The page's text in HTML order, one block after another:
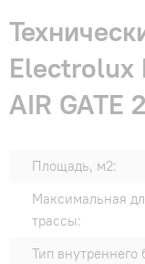
Electrolux
AIR GATE
Площадь, м2:
Максимальная
трассы:
Тип внутреннего